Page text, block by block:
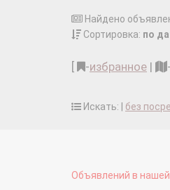
Найдено
Сортировка: по
-избранное | -
Искать: | без
Объявлений в нашей